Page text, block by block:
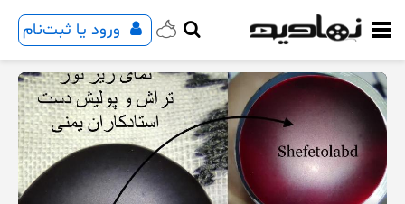
ورود یا ثبت‌نام